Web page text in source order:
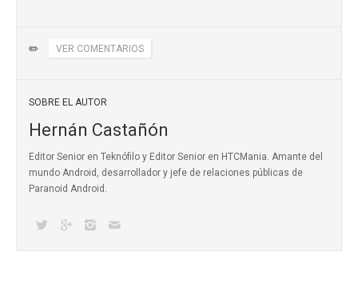
✏️ VER COMENTARIOS
SOBRE EL AUTOR
Hernán Castañón
Editor Senior en Teknófilo y Editor Senior en HTCMania. Amante del
mundo Android, desarrollador y jefe de relaciones públicas de
Paranoid Android.